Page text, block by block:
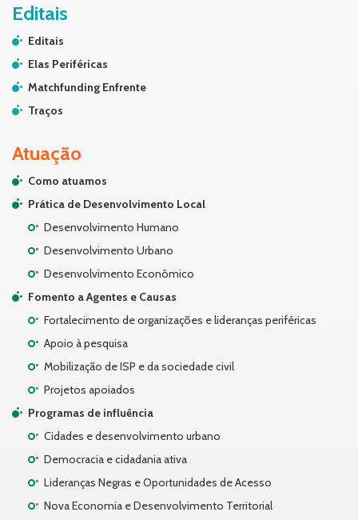
Editais
Editais
Elas Periféricas
Matchfunding Enfrente
Traços
Atuação
Como atuamos
Prática de Desenvolvimento Local
Desenvolvimento Humano
Desenvolvimento Urbano
Desenvolvimento Econômico
Fomento a Agentes e Causas
Fortalecimento de organizações e lideranças periféricas
Apoio à pesquisa
Mobilização de ISP e da sociedade civil
Projetos apoiados
Programas de influência
Cidades e desenvolvimento urbano
Democracia e cidadania ativa
Lideranças Negras e Oportunidades de Acesso
Nova Economia e Desenvolvimento Territorial